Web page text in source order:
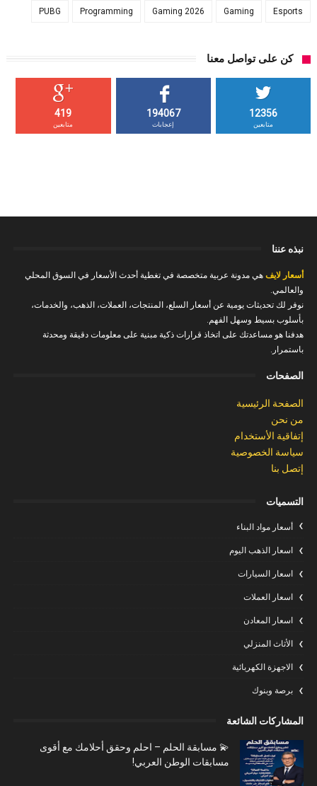
Esports
Gaming
Gaming 2026
Programming
PUBG
كن على تواصل معنا
12356
متابعين
194067
إعجابات
419
متابعين
نبذه عننا
أسعار لايف هي مدونة عربية متخصصة في تغطية أحدث الأسعار في السوق المحلي
والعالمي.
نوفر لك تحديثات يومية عن أسعار السلع، المنتجات، العملات، الذهب، والخدمات،
بأسلوب بسيط وسهل الفهم.
هدفنا هو مساعدتك على اتخاذ قرارات ذكية مبنية على معلومات دقيقة ومحدثة
باستمرار.
الصفحات
الصفحة الرئيسية
من نحن
إتفاقية الأستخدام
سياسة الخصوصية
إتصل بنا
التسميات
أسعار مواد البناء
اسعار الذهب اليوم
اسعار السيارات
اسعار العملات
اسعار المعادن
الأثاث المنزلي
الاجهزة الكهربائية
برصة وبنوك
المشاركات الشائعة
💫 مسابقة الحلم – احلم وحقق أحلامك مع أقوى
مسابقات الوطن العربي!